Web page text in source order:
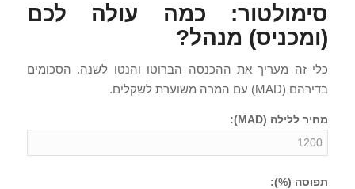
סימולטור: כמה עולה לכם
(ומכניס) מנהל?
כלי זה מעריך את ההכנסה הברוטו והנטו לשנה. הסכומים
בדירהם (MAD) עם המרה משוערת לשקלים.
מחיר ללילה (MAD):
תפוסה (%):